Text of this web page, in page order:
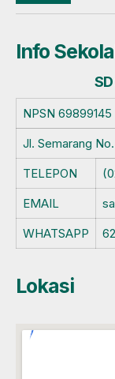
Info
NPSN 69899145
Jl. Semarang
TELEPON
EMAIL
WHATSAPP
Lokasi